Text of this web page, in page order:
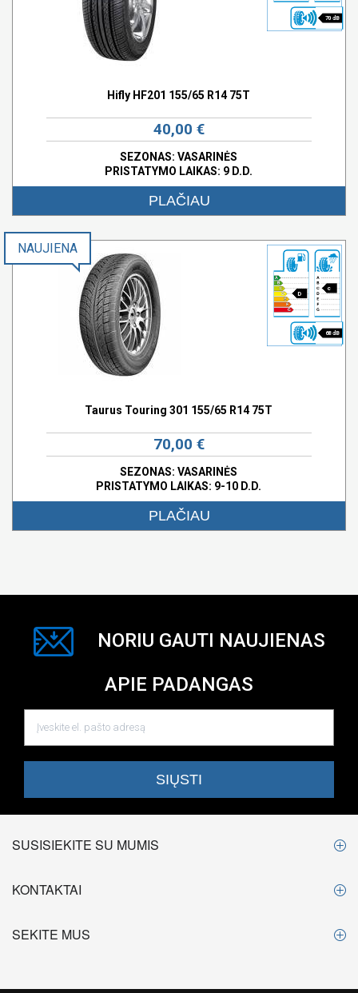
70 dB
Hifly HF201 155/65 R14 75T
40,00 €
SEZONAS: VASARINĖS
PRISTATYMO LAIKAS: 9 D.D.
PLAČIAU
D
c
68 dB
NAUJIENA
Taurus Touring 301 155/65 R14 75T
70,00 €
SEZONAS: VASARINĖS
PRISTATYMO LAIKAS: 9-10 D.D.
PLAČIAU
NORIU GAUTI NAUJIENAS
APIE PADANGAS
SUSISIEKITE SU MUMIS
KONTAKTAI
SEKITE MUS